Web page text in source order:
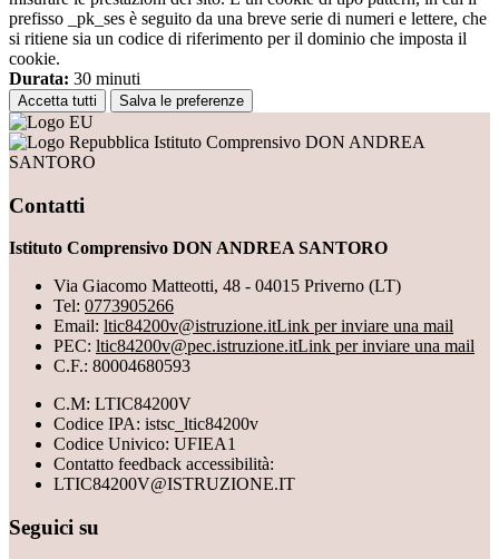
prefisso _pk_ses è seguito da una breve serie di numeri e lettere, che
si ritiene sia un codice di riferimento per il dominio che imposta il
cookie.
Durata: 30 minuti
Accetta tutti Salva le preferenze
Istituto Comprensivo DON ANDREA
SANTORO
Contatti
Istituto Comprensivo DON ANDREA SANTORO
Via Giacomo Matteotti, 48 - 04015 Priverno (LT)
Tel: 0773905266
Email: ltic84200v@istruzione.itLink per inviare una mail
PEC: ltic84200v@pec.istruzione.itLink per inviare una mail
C.F.: 80004680593
C.M: LTIC84200V
Codice IPA: istsc_ltic84200v
Codice Univico: UFIEA1
Contatto feedback accessibilità:
LTIC84200V@ISTRUZIONE.IT
Seguici su